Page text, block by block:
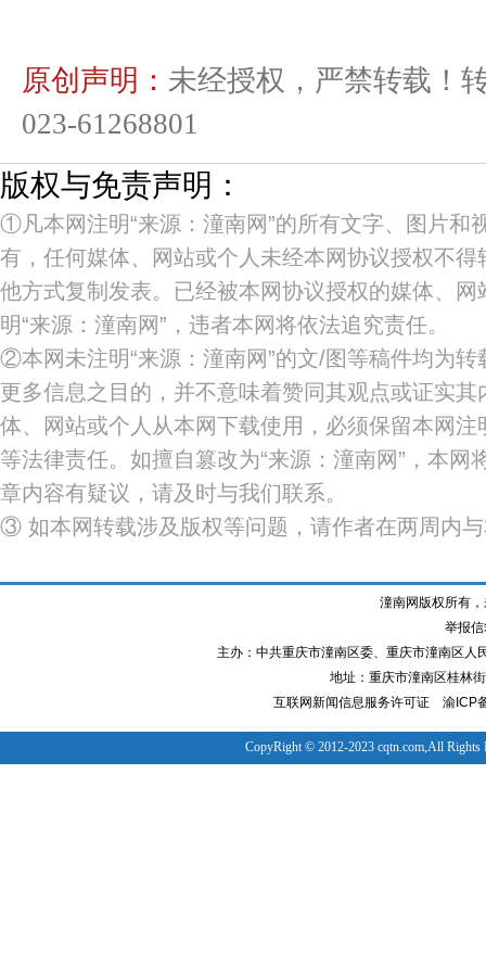
原创声明： 未经授权，严禁转载！
023-61268801
版权与免责声明：
①凡本网注明“来源：潼南网”的所有文字、图片和
有，任何媒体、网站或个人未经本网协议授权不
他方式复制发表。已经被本网协议授权的媒体、
明“来源：潼南网”，违者本网将依法追究责任。
②本网未注明“来源：潼南网”的文/图等稿件均为
更多信息之目的，并不意味着赞同其观点或证实
体、网站或个人从本网下载使用，必须保留本网注
等法律责任。如擅自篡改为“来源：潼南网”，本网
章内容有疑议，请及时与我们联系。
③ 如本网转载涉及版权等问题，请作者在两周内
潼南网版权所有
举报
主办：中共重庆市潼南区委、重庆市潼南区
地址：重庆市潼南区桂林
互联网新闻信息服务许可证
渝ICP
CopyRight © 2012-2023 cqtn.com,All Rights